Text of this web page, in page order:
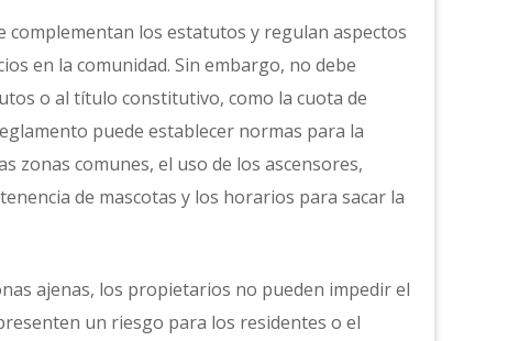
los estatutos y regulan aspectos
en la comunidad. Sin embargo, no debe
o al título constitutivo, como la cuota de
puede establecer normas para la
zonas comunes, el uso de los ascensores,
de mascotas y los horarios para sacar la
ajenas, los propietarios no pueden impedir el
un riesgo para los residentes o el